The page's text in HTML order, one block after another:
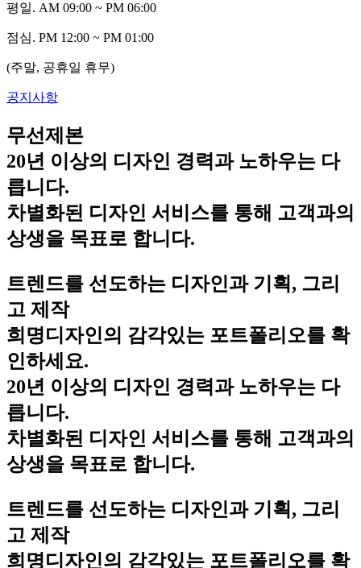
평일. AM 09:00 ~ PM 06:00
점심. PM 12:00 ~ PM 01:00
(주말, 공휴일 휴무)
공지사항
무선제본
20년 이상의 디자인 경력과 노하우는 다
릅니다.
차별화된 디자인 서비스를 통해 고객과의
상생을 목표로 합니다.
트렌드를 선도하는 디자인과 기획, 그리
고 제작
희명디자인의 감각있는 포트폴리오를 확
인하세요.
20년 이상의 디자인 경력과 노하우는 다
릅니다.
차별화된 디자인 서비스를 통해 고객과의
상생을 목표로 합니다.
트렌드를 선도하는 디자인과 기획, 그리
고 제작
희명디자인의 감각있는 포트폴리오를 확